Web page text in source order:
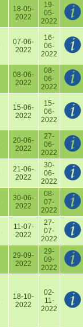
18-05-
2022
19-
05-
2022
07-06-
2022
16-
06-
2022
08-06-
2022
08-
06-
2022
15-06-
2022
15-
06-
2022
20-06-
2022
27-
06-
2022
21-06-
2022
30-
06-
2022
30-06-
2022
08-
07-
2022
11-07-
2022
27-
07-
2022
29-09-
2022
29-
09-
2022
18-10-
2022
02-
11-
2022